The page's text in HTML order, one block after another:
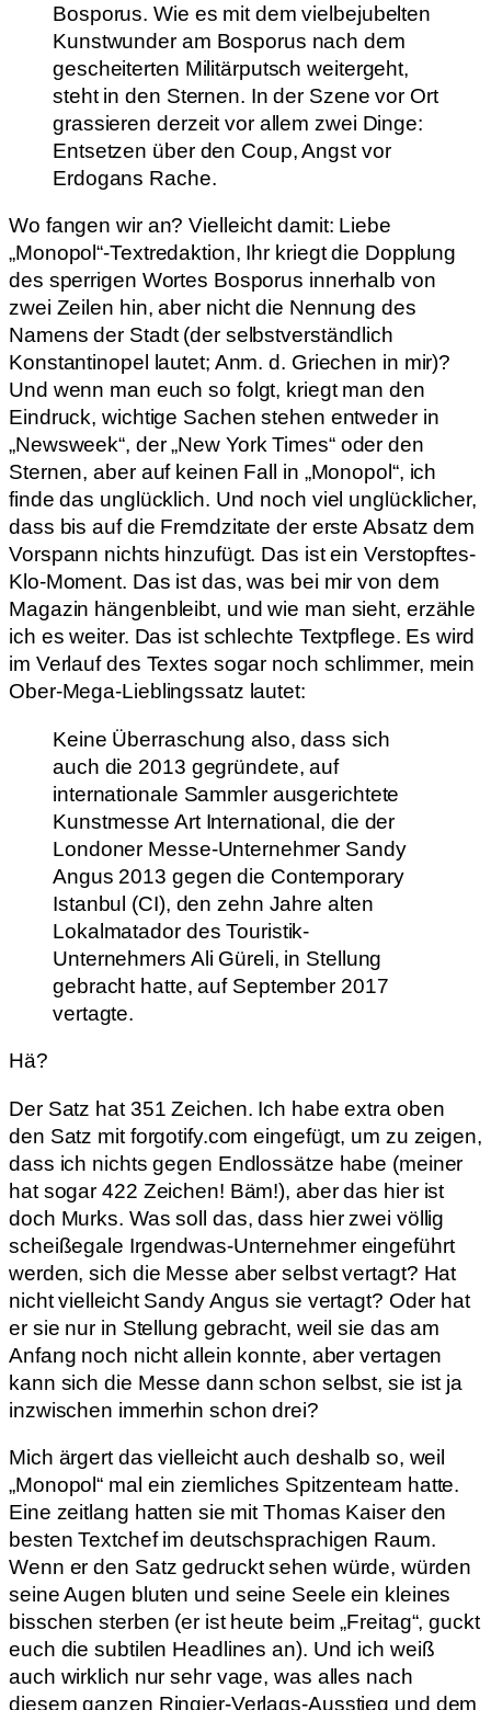
Bosporus. Wie es mit dem vielbejubelten
Kunstwunder am Bosporus nach dem
gescheiterten Militärputsch weitergeht,
steht in den Sternen. In der Szene vor Ort
grassieren derzeit vor allem zwei Dinge:
Entsetzen über den Coup, Angst vor
Erdogans Rache.
Wo fangen wir an? Vielleicht damit: Liebe
„Monopol“-Textredaktion, Ihr kriegt die Dopplung
des sperrigen Wortes Bosporus innerhalb von
zwei Zeilen hin, aber nicht die Nennung des
Namens der Stadt (der selbstverständlich
Konstantinopel lautet; Anm. d. Griechen in mir)?
Und wenn man euch so folgt, kriegt man den
Eindruck, wichtige Sachen stehen entweder in
„Newsweek“, der „New York Times“ oder den
Sternen, aber auf keinen Fall in „Monopol“, ich
finde das unglücklich. Und noch viel unglücklicher,
dass bis auf die Fremdzitate der erste Absatz dem
Vorspann nichts hinzufügt. Das ist ein Verstopftes-
Klo-Moment. Das ist das, was bei mir von dem
Magazin hängenbleibt, und wie man sieht, erzähle
ich es weiter. Das ist schlechte Textpflege. Es wird
im Verlauf des Textes sogar noch schlimmer, mein
Ober-Mega-Lieblingssatz lautet:
Keine Überraschung also, dass sich
auch die 2013 gegründete, auf
internationale Sammler ausgerichtete
Kunstmesse Art International, die der
Londoner Messe-Unternehmer Sandy
Angus 2013 gegen die Contemporary
Istanbul (CI), den zehn Jahre alten
Lokalmatador des Touristik-
Unternehmers Ali Güreli, in Stellung
gebracht hatte, auf September 2017
vertagte.
Hä?
Der Satz hat 351 Zeichen. Ich habe extra oben
den Satz mit forgotify.com eingefügt, um zu zeigen,
dass ich nichts gegen Endlossätze habe (meiner
hat sogar 422 Zeichen! Bäm!), aber das hier ist
doch Murks. Was soll das, dass hier zwei völlig
scheißegale Irgendwas-Unternehmer eingeführt
werden, sich die Messe aber selbst vertagt? Hat
nicht vielleicht Sandy Angus sie vertagt? Oder hat
er sie nur in Stellung gebracht, weil sie das am
Anfang noch nicht allein konnte, aber vertagen
kann sich die Messe dann schon selbst, sie ist ja
inzwischen immerhin schon drei?
Mich ärgert das vielleicht auch deshalb so, weil
„Monopol“ mal ein ziemliches Spitzenteam hatte.
Eine zeitlang hatten sie mit Thomas Kaiser den
besten Textchef im deutschsprachigen Raum.
Wenn er den Satz gedruckt sehen würde, würden
seine Augen bluten und seine Seele ein kleines
bisschen sterben (er ist heute beim „Freitag“, guckt
euch die subtilen Headlines an). Und ich weiß
auch wirklich nur sehr vage, was alles nach
diesem ganzen Ringier-Verlags-Ausstieg und dem